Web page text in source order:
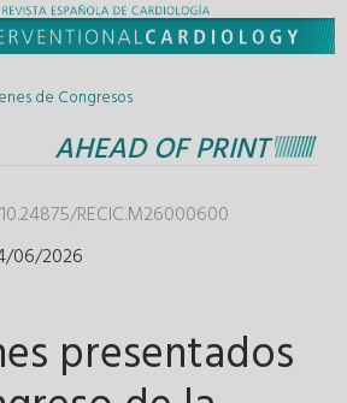
de Congresos
AHEAD OF PRINT
RECIC.M26000600
06/2026
presentados